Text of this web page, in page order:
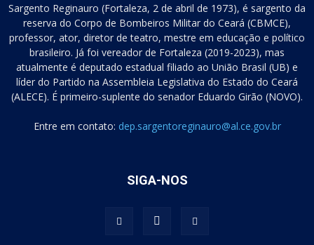
Sargento Reginauro (Fortaleza, 2 de abril de 1973), é sargento da
reserva do Corpo de Bombeiros Militar do Ceará (CBMCE),
professor, ator, diretor de teatro, mestre em educação e político
brasileiro. Já foi vereador de Fortaleza (2019-2023), mas
atualmente é deputado estadual filiado ao União Brasil (UB) e
líder do Partido na Assembleia Legislativa do Estado do Ceará
(ALECE). É primeiro-suplente do senador Eduardo Girão (NOVO).
Entre em contato: dep.sargentoreginauro@al.ce.gov.br
SIGA-NOS